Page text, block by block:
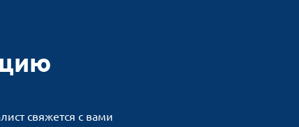
свяжется с вами